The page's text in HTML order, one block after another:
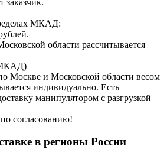
МКАД:
области рассчитывается
МКАД)
Москве и Московской области весом
индивидуально. Есть
манипулятором с разгрузкой
согласованию!
в регионы России